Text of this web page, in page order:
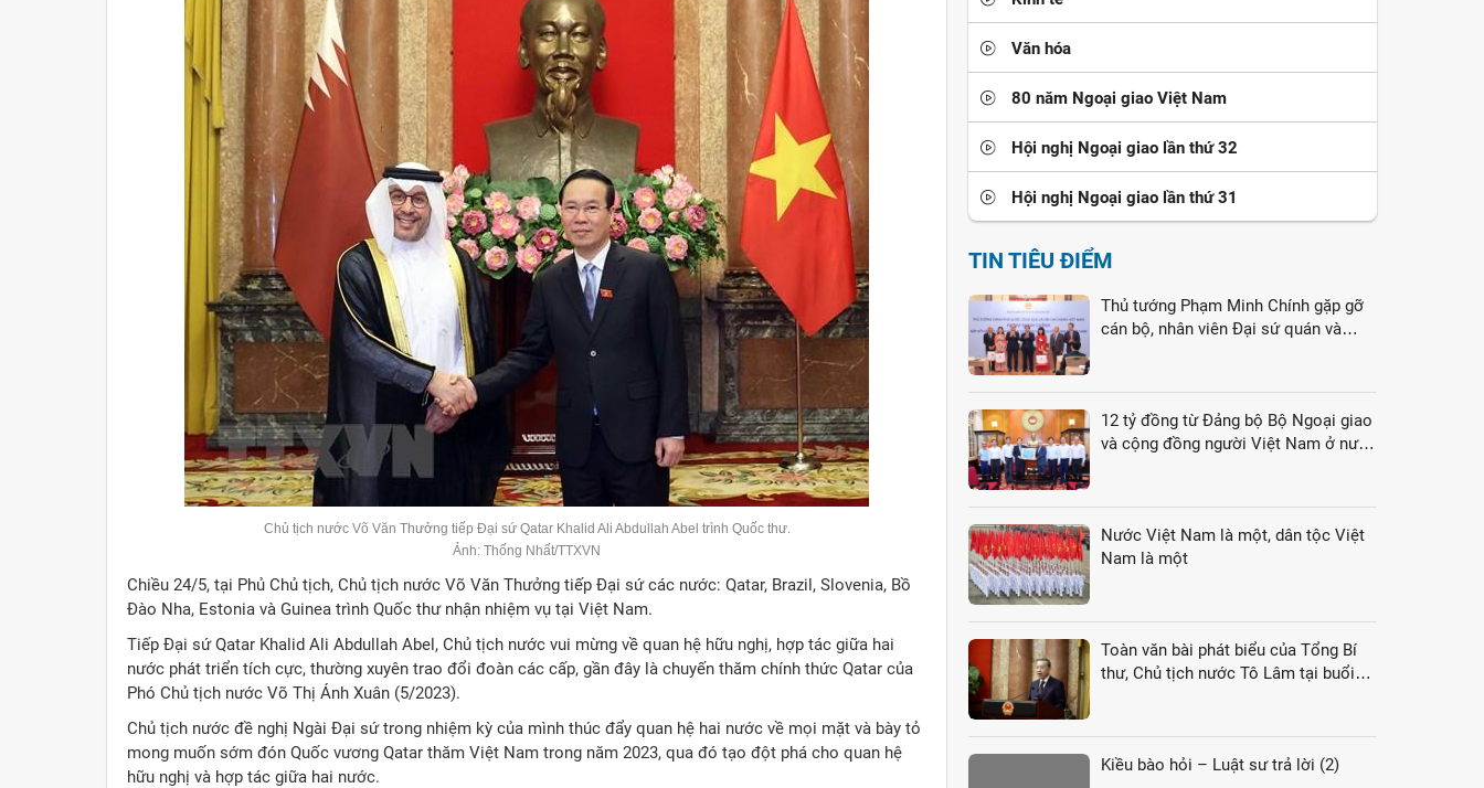
Chủ tịch nước Võ Văn Thưởng tiếp Đại sứ Qatar Khalid Ali Abdullah Abel trình Quốc thư.
Ảnh: Thống Nhất/TTXVN
Chiều 24/5, tại Phủ Chủ tịch, Chủ tịch nước Võ Văn Thưởng tiếp Đại sứ các nước: Qatar, Brazil, Slovenia, Bồ
Đào Nha, Estonia và Guinea trình Quốc thư nhận nhiệm vụ tại Việt Nam.
Tiếp Đại sứ Qatar Khalid Ali Abdullah Abel, Chủ tịch nước vui mừng về quan hệ hữu nghị, hợp tác giữa hai
nước phát triển tích cực, thường xuyên trao đổi đoàn các cấp, gần đây là chuyến thăm chính thức Qatar của
Phó Chủ tịch nước Võ Thị Ánh Xuân (5/2023).
Chủ tịch nước đề nghị Ngài Đại sứ trong nhiệm kỳ của mình thúc đẩy quan hệ hai nước về mọi mặt và bày tỏ
mong muốn sớm đón Quốc vương Qatar thăm Việt Nam trong năm 2023, qua đó tạo đột phá cho quan hệ
hữu nghị và hợp tác giữa hai nước.
Văn hóa
80 năm Ngoại giao Việt Nam
Hội nghị Ngoại giao lần thứ 32
Hội nghị Ngoại giao lần thứ 31
TIN TIÊU ĐIỂM
Thủ tướng Phạm Minh Chính gặp gỡ
cán bộ, nhân viên Đại sứ quán và
12 tỷ đồng từ Đảng bộ Bộ Ngoại giao
và cộng đồng người Việt Nam ở nước
Nước Việt Nam là một, dân tộc Việt
Nam là một
Toàn văn bài phát biểu của Tổng Bí
thư, Chủ tịch nước Tô Lâm tại buổi
Kiều bào hỏi – Luật sư trả lời (2)